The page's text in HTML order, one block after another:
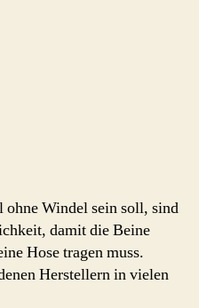
ohne Windel sein soll, sind
damit die Beine
Hose tragen muss.
Herstellern in vielen